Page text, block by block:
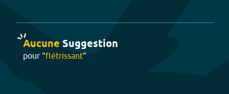
Aucune Suggestion
pour "flétrissant"